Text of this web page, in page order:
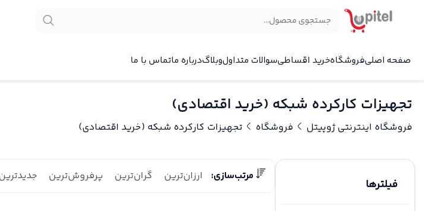
صفحه اصلیفروشگاهخرید اقساطیسوالات متداولوبلاگدرباره ماتماس با ما
تجهیزات کارکرده شبکه (خرید اقتصادی)
فروشگاه اینترنتی ژوپیتل فروشگاه تجهیزات کارکرده شبکه (خرید اقتصادی)
فیلترها
مرتب‌سازی: ارزان‌ترین گران‌ترین پرفروش‌ترین